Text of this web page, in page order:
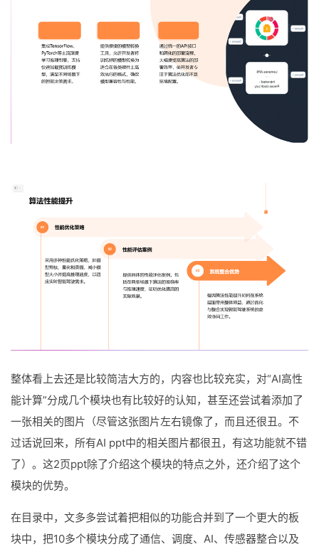
整体看上去还是比较简洁大方的，内容也比较充实，对“AI高性
能计算”分成几个模块也有比较好的认知，甚至还尝试着添加了
一张相关的图片（尽管这张图片左右镜像了，而且还很丑。不
过话说回来，所有AI ppt中的相关图片都很丑，有这功能就不错
了）。这2页ppt除了介绍这个模块的特点之外，还介绍了这个
模块的优势。
在目录中，文多多尝试着把相似的功能合并到了一个更大的板
块中，把10多个模块分成了通信、调度、AI、传感器整合以及